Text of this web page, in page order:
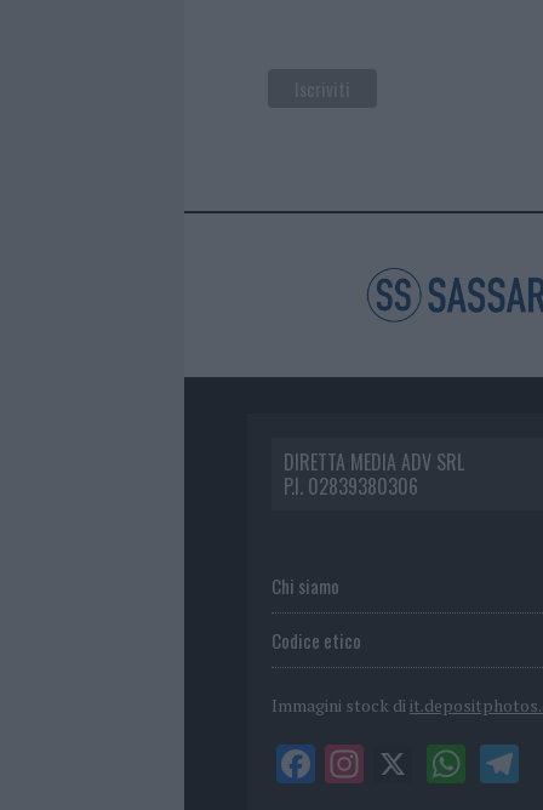
DIRETTA MEDIA ADV SRL
P.I. 02839380306
Chi siamo
Codice etico
Immagini stock di